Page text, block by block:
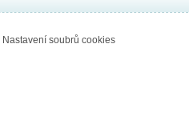
Nastavení soubrů cookies